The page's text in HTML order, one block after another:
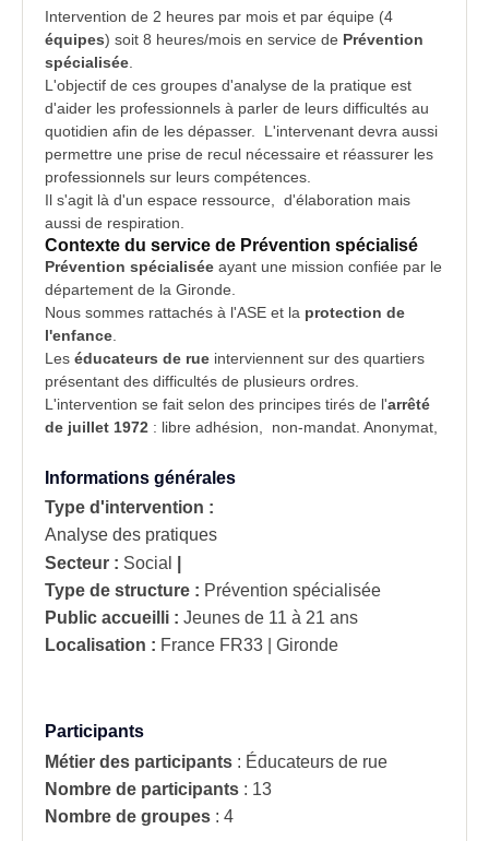
Intervention de 2 heures par mois et par équipe (4
équipes) soit 8 heures/mois en service de Prévention
spécialisée
L'objectif de ces groupes d'analyse de la pratique est
d'aider les professionnels à parler de leurs difficultés au
quotidien afin de les dépasser. L'intervenant devra aussi
permettre une prise de recul nécessaire et réassurer les
professionnels sur leurs compétences.
Il s'agit là d'un espace ressource, d'élaboration mais
aussi de respiration.
Contexte du service de Prévention spécialisé
Prévention spécialisée ayant une mission confiée par le
département de la Gironde
Nous sommes rattachés à l'ASE et la protection de
l'enfance
Les éducateurs de rue interviennent sur des quartiers
présentant des difficultés de plusieurs ordres.
L'intervention se fait selon des principes tirés de l'arrêté
de juillet 1972 : libre adhésion, non-mandat. Anonymat,
Informations générales
Type d'intervention :
Analyse des pratiques
Secteur : Social
Type de structure : Prévention spécialisée
Public accueilli : Jeunes de 11 à 21 ans
Localisation : France FR33 | Gironde
Participants
Métier des participants : Éducateurs de rue
Nombre de participants : 13
Nombre de groupes : 4